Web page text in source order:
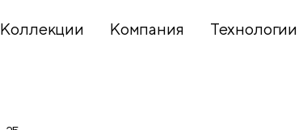
Коллекции Компания Технологии